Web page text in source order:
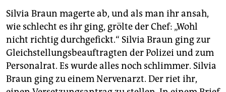
Silvia Braun magerte ab, und als man ihr ansah,
wie schlecht es ihr ging, grölte der Chef: „Wohl
nicht richtig durchgefickt.“ Silvia Braun ging zur
Gleichstellungsbeauftragten der Polizei und zum
Personalrat. Es wurde alles noch schlimmer. Silvia
Braun ging zu einem Nervenarzt. Der riet ihr,